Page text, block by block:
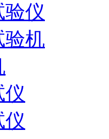
仪
验机